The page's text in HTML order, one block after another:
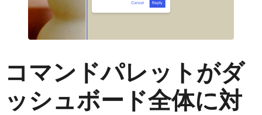
コマンドパレットがダ
ッシュボード全体に対